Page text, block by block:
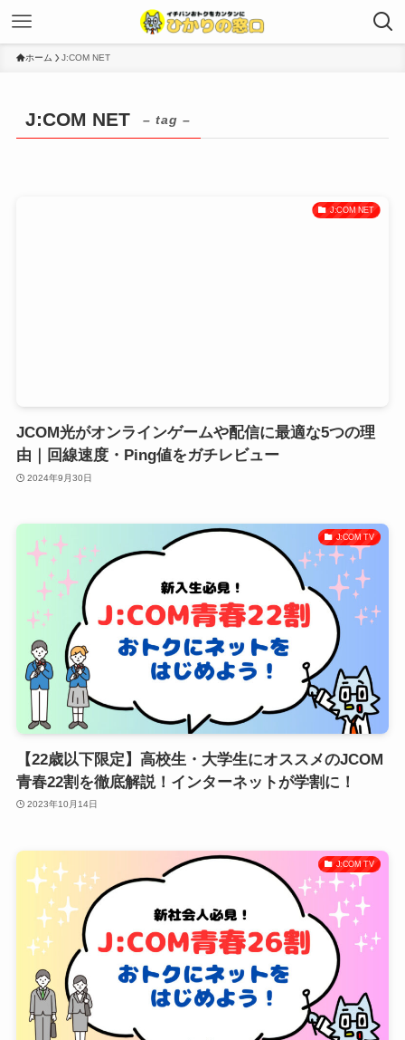
ホーム J:COM NET
J:COM NET – tag –
J:COM NET
JCOM光がオンラインゲームや配信に最適な5つの理
由｜回線速度・Ping値をガチレビュー
2024年9月30日
J:COM TV
【22歳以下限定】高校生・大学生にオススメのJCOM
青春22割を徹底解説！インターネットが学割に！
2023年10月14日
J:COM TV